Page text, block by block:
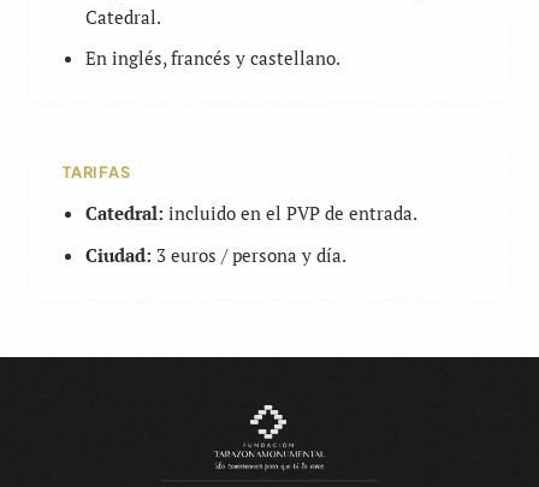
Catedral.
En inglés, francés y castellano.
TARIFAS
Catedral: incluido en el PVP de entrada.
Ciudad: 3 euros / persona y día.